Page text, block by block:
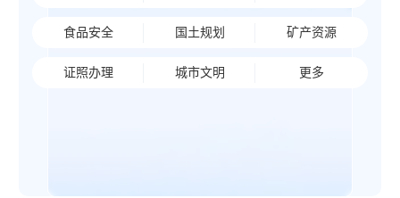
食品安全 国土规划 矿产资源
证照办理 城市文明 更多